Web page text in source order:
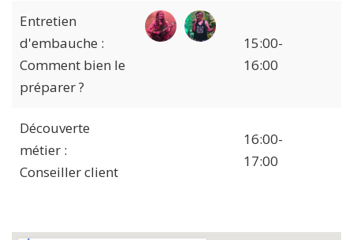
Entretien
d'embauche :
Comment bien le
préparer ?
15:00-
16:00
Découverte
métier :
Conseiller client
16:00-
17:00